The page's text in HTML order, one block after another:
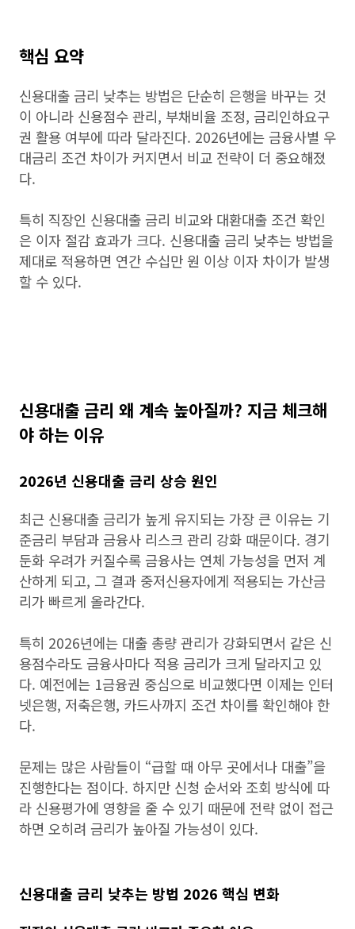
핵심 요약
신용대출 금리 낮추는 방법은 단순히 은행을 바꾸는 것
이 아니라 신용점수 관리, 부채비율 조정, 금리인하요구
권 활용 여부에 따라 달라진다. 2026년에는 금융사별 우
대금리 조건 차이가 커지면서 비교 전략이 더 중요해졌
다.
특히 직장인 신용대출 금리 비교와 대환대출 조건 확인
은 이자 절감 효과가 크다. 신용대출 금리 낮추는 방법을
제대로 적용하면 연간 수십만 원 이상 이자 차이가 발생
할 수 있다.
신용대출 금리 왜 계속 높아질까? 지금 체크해
야 하는 이유
2026년 신용대출 금리 상승 원인
최근 신용대출 금리가 높게 유지되는 가장 큰 이유는 기
준금리 부담과 금융사 리스크 관리 강화 때문이다. 경기
둔화 우려가 커질수록 금융사는 연체 가능성을 먼저 계
산하게 되고, 그 결과 중저신용자에게 적용되는 가산금
리가 빠르게 올라간다.
특히 2026년에는 대출 총량 관리가 강화되면서 같은 신
용점수라도 금융사마다 적용 금리가 크게 달라지고 있
다. 예전에는 1금융권 중심으로 비교했다면 이제는 인터
넷은행, 저축은행, 카드사까지 조건 차이를 확인해야 한
다.
문제는 많은 사람들이 “급할 때 아무 곳에서나 대출”을
진행한다는 점이다. 하지만 신청 순서와 조회 방식에 따
라 신용평가에 영향을 줄 수 있기 때문에 전략 없이 접근
하면 오히려 금리가 높아질 가능성이 있다.
신용대출 금리 낮추는 방법 2026 핵심 변화